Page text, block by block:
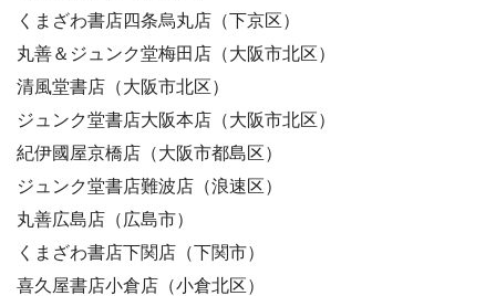
くまざわ書店四条烏丸店（下京区）
丸善＆ジュンク堂梅田店（大阪市北区）
清風堂書店（大阪市北区）
ジュンク堂書店大阪本店（大阪市北区）
紀伊國屋京橋店（大阪市都島区）
ジュンク堂書店難波店（浪速区）
丸善広島店（広島市）
くまざわ書店下関店（下関市）
喜久屋書店小倉店（小倉北区）